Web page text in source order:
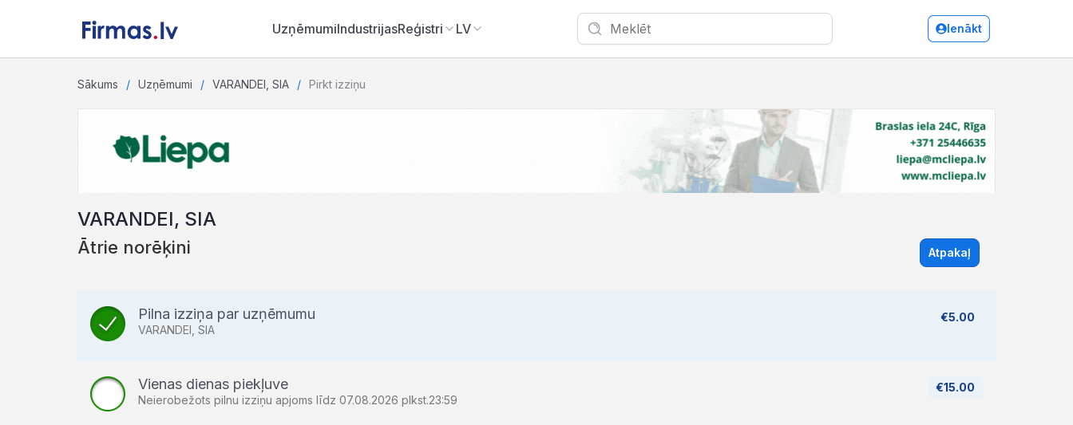
UzņēmumiIndustrijasReģistri LV Ienākt
Sākums Uzņēmumi VARANDEI, SIA Pirkt izziņu
VARANDEI, SIA
Ātrie norēķini Atpakaļ
€5.00
Pilna izziņa par uzņēmumu
VARANDEI, SIA
€15.00
Vienas dienas piekļuve
Neierobežots pilnu izziņu apjoms līdz 07.08.2026 plkst.23:59